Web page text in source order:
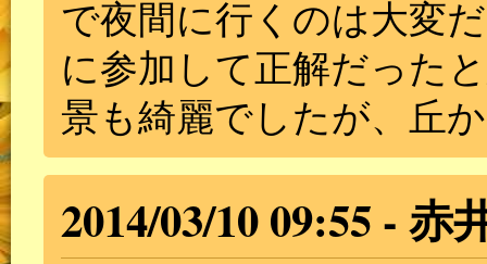
で夜間に行くのは大変
に参加して正解だった
景も綺麗でしたが、丘
2014/03/10 09:55 赤